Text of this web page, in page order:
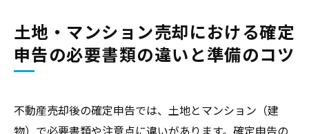
土地・マンション売却における確定
申告の必要書類の違いと準備のコツ
不動産売却後の確定申告では、土地とマンション（建